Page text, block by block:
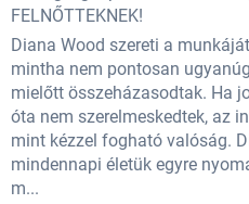
FELNŐTTEKNEK!
Diana Wood szereti a
mintha nem pontosan
mielőtt összeházasodtak. Ha
óta nem szerelmeskedtek, az
mint kézzel fogható valóság.
mindennapi életük egyre
m...